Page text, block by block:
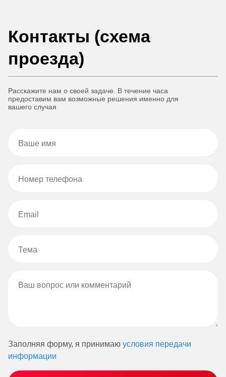
Контакты (схема
проезда)
Расскажите нам о своей задаче. В течение часа
предоставим вам возможные решения именно для
вашего случая
Заполняя форму, я принимаю условия передачи
информации